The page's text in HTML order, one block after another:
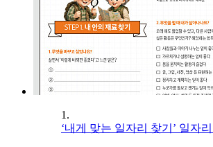
1.
‘내게 맞는 일자리 찾기’ 일자